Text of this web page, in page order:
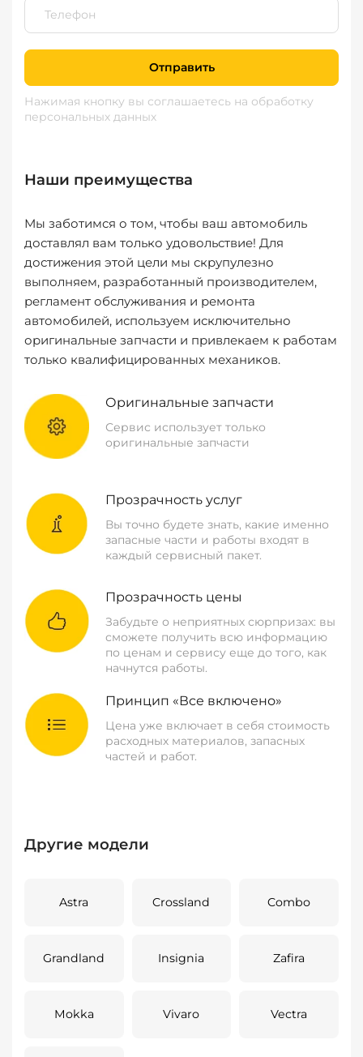
Отправить
Нажимая кнопку вы соглашаетесь на обработку
персональных данных
Наши преимущества
Мы заботимся о том, чтобы ваш автомобиль
доставлял вам только удовольствие! Для
достижения этой цели мы скрупулезно
выполняем, разработанный производителем,
регламент обслуживания и ремонта
автомобилей, используем исключительно
оригинальные запчасти и привлекаем к работам
только квалифицированных механиков.
Оригинальные запчасти
Сервис использует только
оригинальные запчасти
Прозрачность услуг
Вы точно будете знать, какие именно
запасные части и работы входят в
каждый сервисный пакет.
Прозрачность цены
Забудьте о неприятных сюрпризах: вы
сможете получить всю информацию
по ценам и сервису еще до того, как
начнутся работы.
Принцип «Все включено»
Цена уже включает в себя стоимость
расходных материалов, запасных
частей и работ.
Другие модели
Astra Crossland Combo
Grandland Insignia Zafira
Mokka Vivaro Vectra